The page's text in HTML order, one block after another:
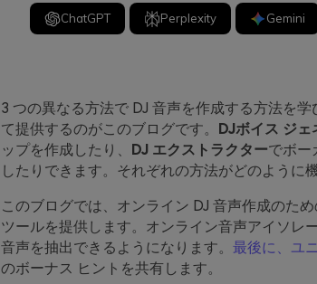
ChatGPT Perplexity Gemini
3 つの異なる方法で DJ 音声を作成する方法を
て提供するのがこのブログです。 DJボイス ジェ
ップを作成したり、 DJ エクストラクターでボー
したりできます。それぞれの方法がどのように
このブログでは、オンライン DJ 音声作成のた
ツールを提供します。オンライン音声アイソレ
音声を抽出できるようになります。 最後に、ユ
のボーナス ヒントを共有します。